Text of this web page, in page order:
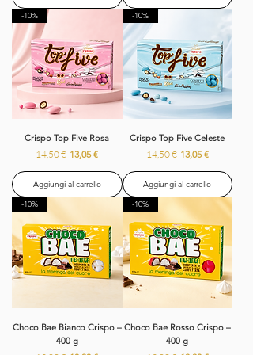
-10%
Crispo Top Five Rosa
Prezzo regolare
14,50 € Prezzo scontato
13,05 €
Aggiungi al carrello
-10%
Crispo Top Five Celeste
Prezzo regolare
14,50 € Prezzo scontato
13,05 €
Aggiungi al carrello
-10%
Choco Bae Bianco Crispo –
400 g
-10%
Choco Bae Rosso Crispo –
400 g